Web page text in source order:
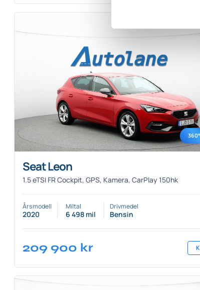
Seat Leon
1.5 eTSI FR Cockpit, GPS, Kamera, CarPlay 150hk
Årsmodell
2020
Miltal
6 498 mil
Drivmedel
Bensin
209 900 kr